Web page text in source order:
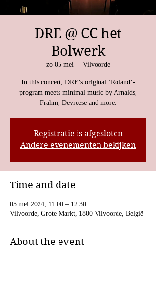
DRE @ CC het
Bolwerk
zo 05 mei
  |
Vilvoorde
In this concert, DRE’s original ‘Roland’-
program meets minimal music by Arnalds,
Frahm, Devreese and more.
Registratie is afgesloten
Andere evenementen bekijken
Time and date
05 mei 2024, 11:00 – 12:30
Vilvoorde, Grote Markt, 1800 Vilvoorde, België
About the event